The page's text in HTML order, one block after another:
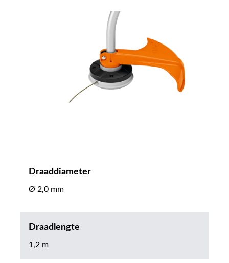
Draaddiameter
Ø 2,0 mm
Draadlengte
1,2 m